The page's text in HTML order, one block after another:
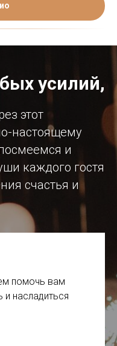
усилий,
этот
настоящему
и
каждого гостя
счастья и
помочь вам
и насладиться